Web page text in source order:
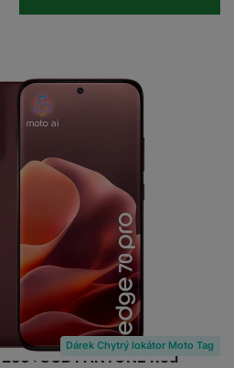
PANTONE Red
Dárek Chytrý lokátor Moto Tag